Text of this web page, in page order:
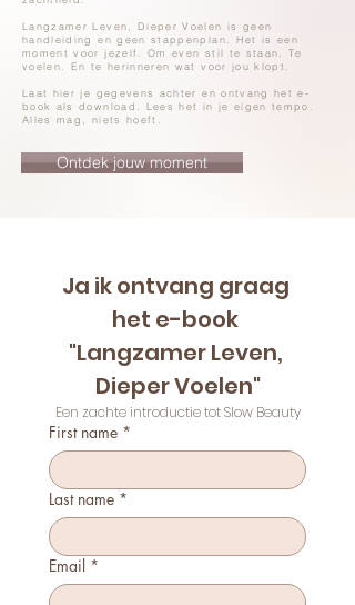
Langzamer Leven, Dieper Voelen is geen
handleiding en geen stappenplan. Het is een
moment voor jezelf. Om even stil te staan. Te
voelen. En te herinneren wat voor jou klopt.
Laat hier je gegevens achter en ontvang het e-
book als download. Lees het in je eigen tempo.
Alles mag, niets hoeft.
Ontdek jouw moment
Ja ik ontvang graag
"Langzamer Leven,
Dieper Voelen"
Een zachte introductie tot Slow Beauty
First name *
Last name *
Email *